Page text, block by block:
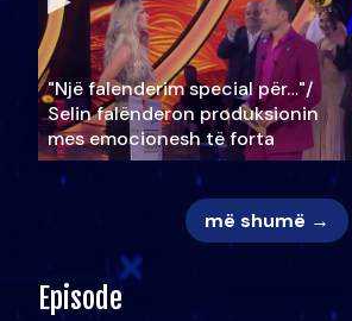
"Një falenderim special për…"/
Selin falënderon produksionin
mes emocionesh të forta
më shumë →
Episode